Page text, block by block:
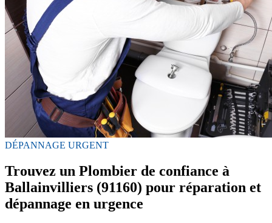
DÉPANNAGE URGENT
Trouvez un Plombier de confiance à
Ballainvilliers (91160) pour réparation et
dépannage en urgence